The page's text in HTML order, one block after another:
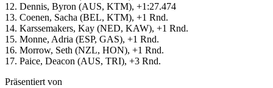
12. Dennis, Byron (AUS, KTM), +1:27.474
13. Coenen, Sacha (BEL, KTM), +1 Rnd.
14. Karssemakers, Kay (NED, KAW), +1 Rnd.
15. Monne, Adria (ESP, GAS), +1 Rnd.
16. Morrow, Seth (NZL, HON), +1 Rnd.
17. Paice, Deacon (AUS, TRI), +3 Rnd.
Präsentiert von